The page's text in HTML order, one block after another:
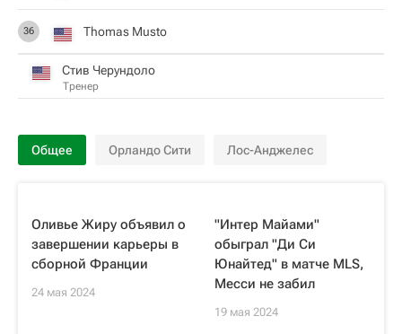
36 Thomas Musto
Стив Черундоло
Тренер
Общее Орландо Сити Лос-Анджелес
Оливье Жиру объявил о
завершении карьеры в
сборной Франции
24 мая 2024
"Интер Майами"
обыграл "Ди Си
Юнайтед" в матче MLS,
Месси не забил
19 мая 2024